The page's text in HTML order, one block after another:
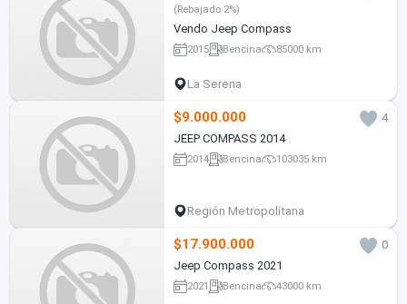
(Rebajado 2%)
Vendo Jeep Compass
2015 Bencina 85000 km
La Serena
$9.000.000
4
JEEP COMPASS 2014
2014 Bencina 103035 km
Región Metropolitana
$17.900.000
0
Jeep Compass 2021
2021 Bencina 43000 km